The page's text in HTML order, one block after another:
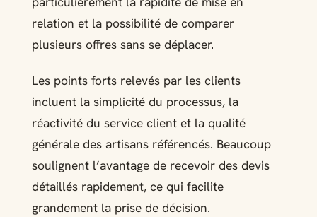
relation et la possibilité de comparer
plusieurs offres sans se déplacer.
Les points forts relevés par les clients
incluent la simplicité du processus, la
réactivité du service client et la qualité
générale des artisans référencés. Beaucoup
soulignent l’avantage de recevoir des devis
détaillés rapidement, ce qui facilite
grandement la prise de décision.